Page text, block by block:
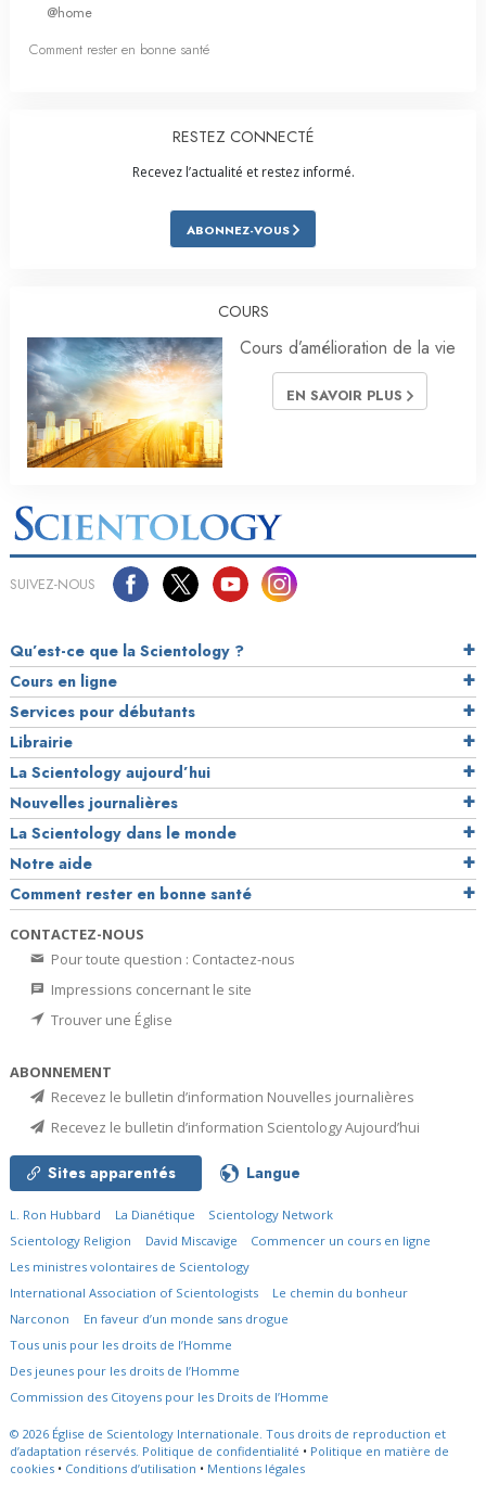
@home
Comment rester en bonne santé
RESTEZ CONNECTÉ
Recevez l’actualité et restez informé.
ABONNEZ-VOUS
COURS
Cours d’amélioration de la vie
EN SAVOIR PLUS
SUIVEZ-NOUS
Qu’est-ce que la Scientology ?
Cours en ligne
Services pour débutants
Librairie
La Scientology aujourd’hui
Nouvelles journalières
La Scientology dans le monde
Notre aide
Comment rester en bonne santé
CONTACTEZ-NOUS
Pour toute question : Contactez-nous
Impressions concernant le site
Trouver une Église
ABONNEMENT
Recevez le bulletin d’information Nouvelles journalières
Recevez le bulletin d’information Scientology Aujourd’hui
Sites apparentés Langue
L. Ron Hubbard La Dianétique
Scientology Network
Scientology Religion
David Miscavige
Commencer un cours en ligne
Les ministres volontaires de Scientology
International Association of Scientologists
Le chemin du bonheur
Narconon
En faveur d’un monde sans drogue
Tous unis pour les droits de l’Homme
Des jeunes pour les droits de l’Homme
Commission des Citoyens pour les Droits de l’Homme
© 2026 Église de Scientology Internationale. Tous droits de reproduction et
d’adaptation réservés. Politique de confidentialité • Politique en matière de
cookies • Conditions d’utilisation • Mentions légales